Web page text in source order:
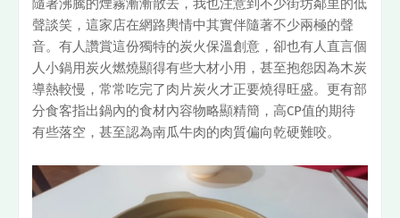
隨著沸騰的煙霧漸漸散去，我也注意到不少街坊鄰里的低
聲談笑，這家店在網路輿情中其實伴隨著不少兩極的聲
音。有人讚賞這份獨特的炭火保溫創意，卻也有人直言個
人小鍋用炭火燃燒顯得有些大材小用，甚至抱怨因為木炭
導熱較慢，常常吃完了肉片炭火才正要燒得旺盛。更有部
分食客指出鍋內的食材內容物略顯精簡，高CP值的期待
有些落空，甚至認為南瓜牛肉的肉質偏向乾硬難咬。